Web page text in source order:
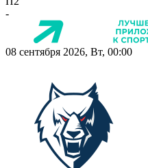
-
08 сентября 2026, Вт, 00:00